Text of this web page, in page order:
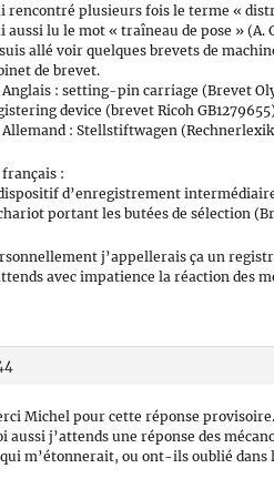
rencontré plusieurs fois le terme «
aussi lu le mot « traîneau de pose » (A.
allé voir quelques brevets de
de brevet.
Anglais : setting-pin carriage (Brevet
device (brevet Ricoh
Allemand : Stellstiftwagen
français :
d’enregistrement intermédiaire
portant les butées de sélection
j’appellerais ça un
avec impatience la réaction des
Michel pour cette réponse provisoire.
aussi j’attends une réponse des
qui m’étonnerait, ou ont-ils oublié dans